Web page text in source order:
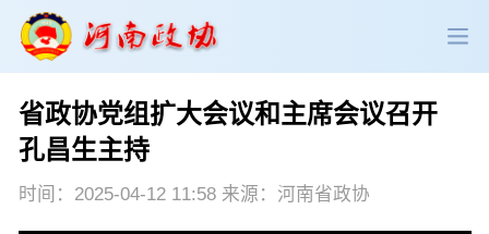
政协领导 政协新闻 政协机构
政协党建 政协工作 会议活动
省政协党组扩大会议和主席会议召开
孔昌生主持
时间：2025-04-12 11:58 来源：河南省政协